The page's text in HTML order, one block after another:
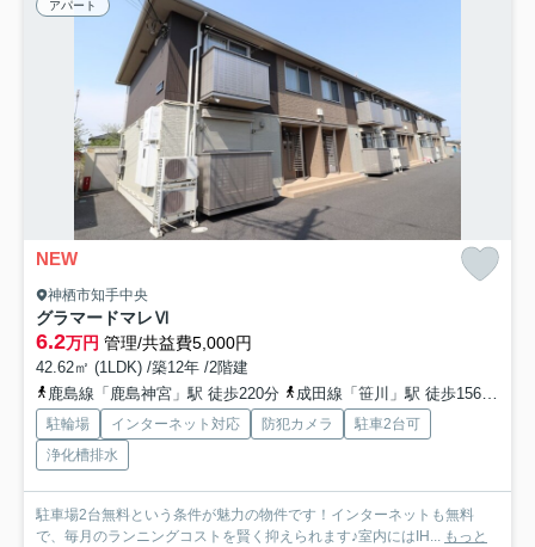
アパート
NEW
神栖市知手中央
グラマードマレⅥ
6.2万円 管理/共益費5,000円
42.62㎡ (1LDK) /築12年 /2階建
鹿島線「鹿島神宮」駅 徒歩220分
成田線「笹川」駅 徒歩156分
駐輪場 インターネット対応 防犯カメラ
駐車2台可
浄化槽排水
駐車場2台無料という条件が魅力の物件です！インターネットも無料
で、毎月のランニングコストを賢く抑えられます♪室内にはIH...
もっと